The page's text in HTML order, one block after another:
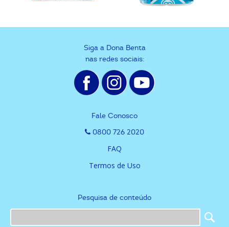
Siga a Dona Benta
nas redes sociais:
Fale Conosco
0800 726 2020
FAQ
Termos de Uso
Pesquisa de conteúdo